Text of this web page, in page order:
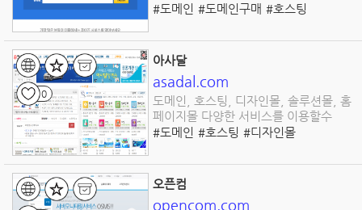
#도메인 #도메인구매 #호스팅
아사달
asadal.com
도메인, 호스팅, 디자인몰, 솔루션몰, 홈
페이지몰 다양한 서비스를 이용할수
#도메인 #호스팅 #디자인몰
#디자인소스 #사진 #이미지 #동영상
#음원
0
오픈컴
opencom.com